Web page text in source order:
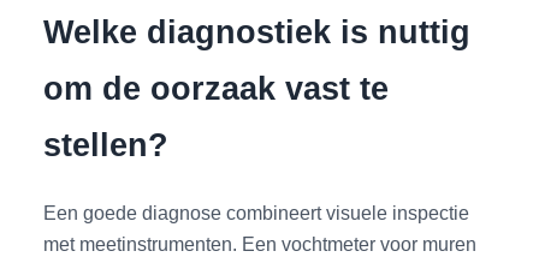
Welke diagnostiek is nuttig
om de oorzaak vast te
stellen?
Een goede diagnose combineert visuele inspectie
met meetinstrumenten. Een vochtmeter voor muren